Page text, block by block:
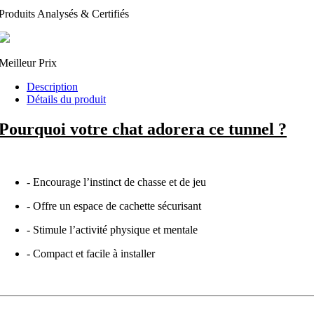
Analysés & Certifiés
Prix
Description
Détails du produit
votre chat adorera ce tunnel ?
- Encourage l’instinct de chasse et de jeu
- Offre un espace de cachette sécurisant
- Stimule l’activité physique et mentale
- Compact et facile à installer